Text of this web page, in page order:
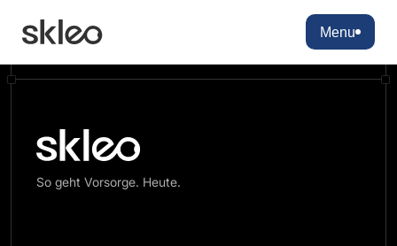
Menu
So geht Vorsorge. Heute.